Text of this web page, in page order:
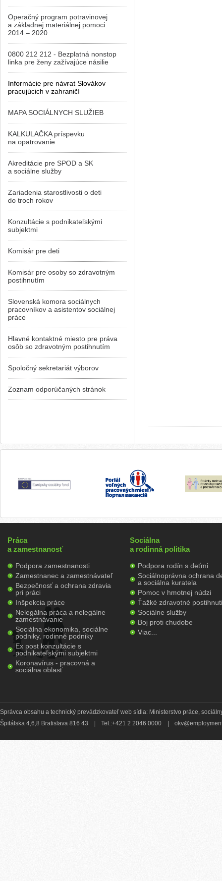
Operačný program potravinovej
a základnej materiálnej pomoci
2014 – 2020
0800 212 212 - Bezplatná nonstop
linka pre ženy zažívajúce násilie
Informácie pre návrat Slovákov
pracujúcich v zahraničí
MAPA SOCIÁLNYCH SLUŽIEB
KALKULAČKA príspevku
na opatrovanie
Akreditácie pre SPOD a SK
a sociálne služby
Zariadenia starostlivosti o deti
do troch rokov
Konzultácie s podnikateľskými
subjektmi
Komisár pre deti
Komisár pre osoby so zdravotným
postihnutím
Slovenská komora sociálnych
pracovníkov a asistentov sociálnej
práce
Hlavné kontaktné miesto pre práva
osôb so zdravotným postihnutím
Spoločný sekretariát výborov
Zoznam odporúčaných stránok
Práca
a zamestnanosť
Podpora zamestnanosti
Zamestnanec a zamestnávateľ
Bezpečnosť a ochrana zdravia
pri práci
Inšpekcia práce
Nelegálna práca a nelegálne
zamestnávanie
Sociálna ekonomika, sociálne
podniky, rodinné podniky
Ex post konzultácie s
podnikateľskými subjektmi
Koronavírus - pracovná a
sociálna oblasť
Sociálna
a rodinná politika
Podpora rodín s deťmi
Sociálnoprávna ochrana
a sociálna kuratela
Pomoc v hmotnej núdzi
Ťažké zdravotné
Sociálne služby
Boj proti chudobe
Viac...
Správca obsahu a technický prevádzkovateľ web sídla: Ministerstvo práce,
Špitálska 4,6,8 Bratislava 816 43
Tel.:+421 2 2046 0000